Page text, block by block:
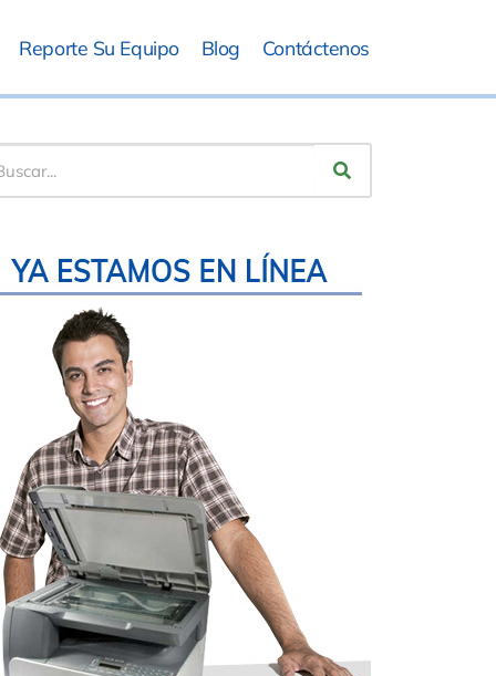
Reporte Su Equipo Blog Contáctenos